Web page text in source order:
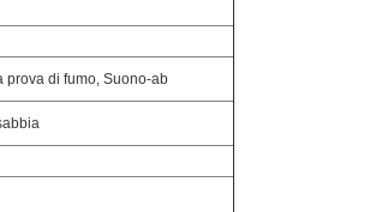
prova di fumo, Suono-ab